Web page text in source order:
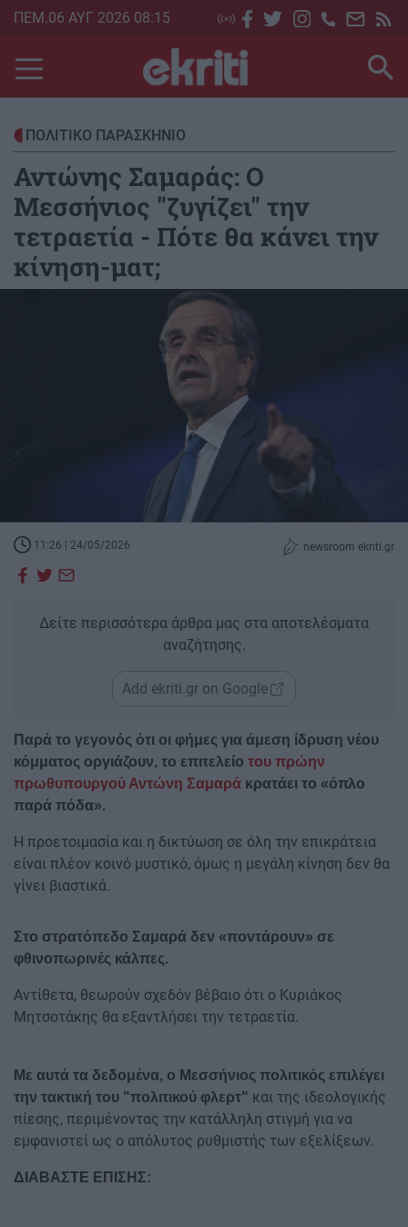
Skip
main
content
ΠΕΜ.06 ΑΥΓ 2026 08:15
ΠΟΛΙΤΙΚΟ ΠΑΡΑΣΚΗΝΙΟ
Αντώνης Σαμαράς: Ο
Μεσσήνιος "ζυγίζει" την
τετραετία - Πότε θα κάνει την
κίνηση-ματ;
11:26 | 24/05/2026 newsroom ekriti.gr
Δείτε περισσότερα άρθρα μας στα αποτελέσματα
αναζήτησης.
Add ekriti.gr on Google
Παρά το γεγονός ότι οι φήμες για άμεση ίδρυση νέου
κόμματος οργιάζουν, το επιτελείο του πρώην
πρωθυπουργού Αντώνη Σαμαρά κρατάει το «όπλο
παρά πόδα».
Η προετοιμασία και η δικτύωση σε όλη την επικράτεια
είναι πλέον κοινό μυστικό, όμως η μεγάλη κίνηση δεν θα
γίνει βιαστικά.
Στο στρατόπεδο Σαμαρά δεν «ποντάρουν» σε
φθινοπωρινές κάλπες.
Αντίθετα, θεωρούν σχεδόν βέβαιο ότι ο Κυριάκος
Μητσοτάκης θα εξαντλήσει την τετραετία.
Με αυτά τα δεδομένα, ο Μεσσήνιος πολιτικός επιλέγει
την τακτική του "πολιτικού φλερτ" και της ιδεολογικής
πίεσης, περιμένοντας την κατάλληλη στιγμή για να
εμφανιστεί ως ο απόλυτος ρυθμιστής των εξελίξεων.
ΔΙΑΒΑΣΤΕ ΕΠΙΣΗΣ: